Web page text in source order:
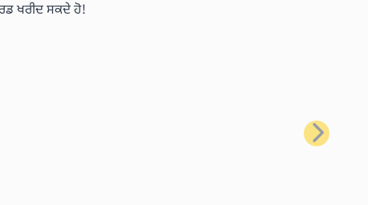
ਖਰੀਦ ਸਕਦੇ ਹੋ!
ਅਗਲਾ